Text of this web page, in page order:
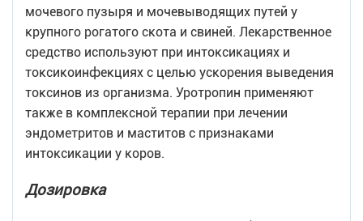
мочевого пузыря и мочевыводящих путей у
крупного рогатого скота и свиней. Лекарственное
средство используют при интоксикациях и
токсикоинфекциях с целью ускорения выведения
токсинов из организма. Уротропин применяют
также в комплексной терапии при лечении
эндометритов и маститов с признаками
интоксикации у коров.
Дозировка